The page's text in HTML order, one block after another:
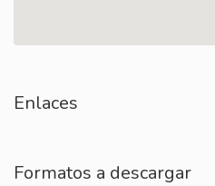
Enlaces
Formatos a descargar